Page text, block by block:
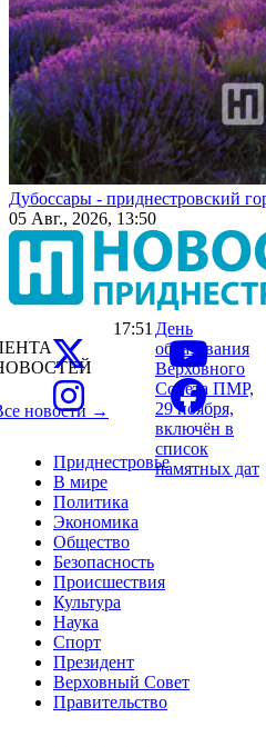
Дубоссары - приднестровский
05 Авг., 2026, 13:50
Приднестровье
В мире
Политика
Экономика
Общество
Безопасность
Происшествия
Культура
Наука
Спорт
Президент
Верховный Совет
Правительство
новости →
17:51 День
образования
Верховного
Совета ПМР,
29 ноября,
включён в
список
памятных дат